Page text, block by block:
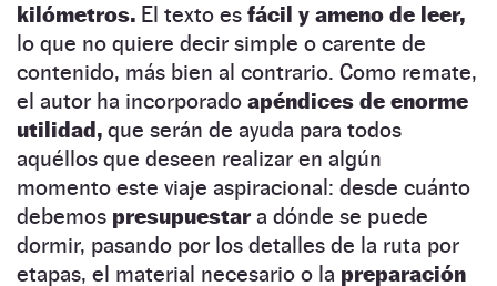
kilómetros. El texto es fácil y ameno de leer,
lo que no quiere decir simple o carente de
contenido, más bien al contrario. Como remate,
el autor ha incorporado apéndices de enorme
utilidad, que serán de ayuda para todos
aquéllos que deseen realizar en algún
momento este viaje aspiracional: desde cuánto
debemos presupuestara dónde se puede
dormir, pasando por los detalles de la ruta por
etapas, el material necesario o la preparación